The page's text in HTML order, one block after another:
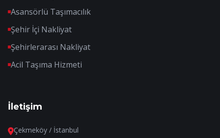
Asansörlü Taşımacılık
Şehir İçi Nakliyat
Şehirlerarası Nakliyat
Acil Taşıma Hizmeti
İletişim
Çekmeköy / İstanbul